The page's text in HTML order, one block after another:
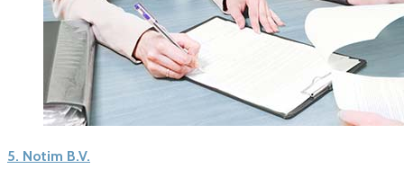
5. Notim B.V.